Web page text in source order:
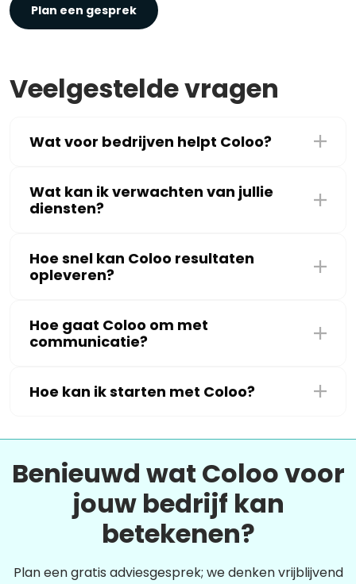
Plan een gesprek
Veelgestelde vragen
Wat voor bedrijven helpt Coloo?
Wat kan ik verwachten van jullie
diensten?
Hoe snel kan Coloo resultaten
opleveren?
Hoe gaat Coloo om met
communicatie?
Hoe kan ik starten met Coloo?
Benieuwd wat Coloo voor
jouw bedrijf kan
betekenen?
Plan een gratis adviesgesprek; we denken vrijblijvend